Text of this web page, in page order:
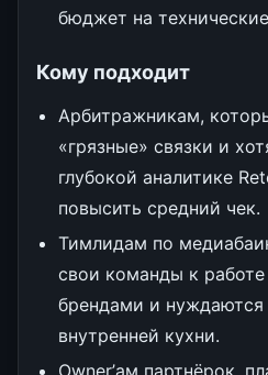
бюджет на
Кому подходит
Арбитражникам,
«грязные» связки и
глубокой аналитике
повысить средний чек.
Тимлидам по
свои команды к
брендами и
внутренней кухни.